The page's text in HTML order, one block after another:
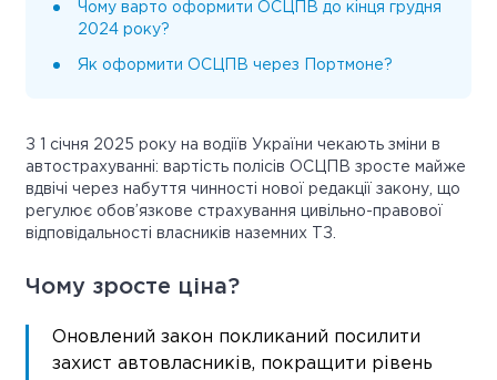
Чому варто оформити ОСЦПВ до кінця грудня
2024 року?
Як оформити ОСЦПВ через Портмоне?
З 1 січня 2025 року на водіїв України чекають зміни в
автострахуванні: вартість полісів ОСЦПВ зросте майже
вдвічі через набуття чинності нової редакції закону, що
регулює обов’язкове страхування цивільно-правової
відповідальності власників наземних ТЗ.
Чому зросте ціна?
Оновлений закон покликаний посилити
захист автовласників, покращити рівень